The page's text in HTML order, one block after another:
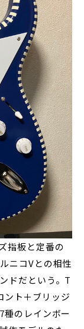
指板と定番の
ニコVとの相性
ドだという。T
ト＋ブリッジ
種のレインボー